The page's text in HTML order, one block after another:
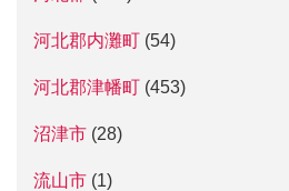
河北郡内灘町 (54)
河北郡津幡町 (453)
沼津市 (28)
流山市 (1)